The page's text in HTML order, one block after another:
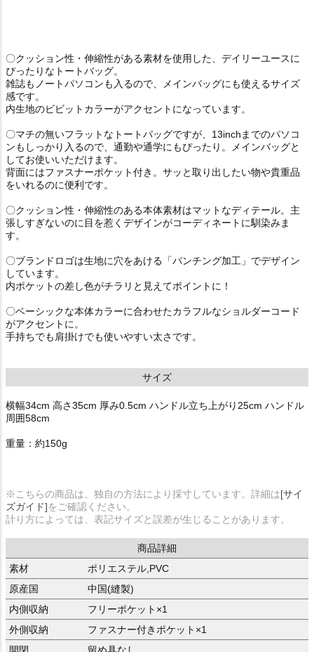
〇クッション性・伸縮性がある素材を使用した、デイリーユースに
ぴったりなトートバッグ。
雑誌もノートパソコンも入るので、メインバッグにも使えるサイズ
感です。
内生地のビビットカラーがアクセントになっています。
〇マチの無いフラットなトートバッグですが、13inchまでのパソコ
ンもしっかり入るので、通勤や通学にもぴったり。メインバッグと
してお使いいただけます。
背面にはファスナーポケット付き。サッと取り出したい物や貴重品
をいれるのに便利です。
〇クッション性・伸縮性のある本体素材はマットなディテール。主
張しすぎないのに目を惹くデザインがコーディネートに馴染みま
す。
〇ブランドロゴは生地に穴をあける「パンチング加工」でデザイン
しています。
内ポケットの差し色がチラリと見えてポイントに！
〇ベーシックな本体カラーに合わせたカラフルなショルダーコード
がアクセントに。
手持ちでも肩掛けでも使いやすい太さです。
サイズ
横幅34cm 高さ35cm 厚み0.5cm ハンドル立ち上がり25cm ハンドル
周囲58cm
重量：約150g
※こちらの商品は、独自の方法により採寸しています。詳細は[サイ
ズガイド]をご確認ください。
計り方によっては、表記サイズと誤差が生じることがあります。
商品詳細
素材
ポリエステル,PVC
原産国
中国(縫製)
内側収納
フリーポケット×1
外側収納
ファスナー付きポケット×1